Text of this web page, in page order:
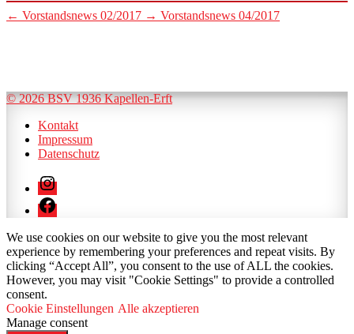
← Vorstandsnews 02/2017 → Vorstandsnews 04/2017
© 2026 BSV 1936 Kapellen-Erft
Kontakt
Impressum
Datenschutz
Instagram
Facebook
We use cookies on our website to give you the most relevant
experience by remembering your preferences and repeat visits. By
clicking “Accept All”, you consent to the use of ALL the cookies.
However, you may visit "Cookie Settings" to provide a controlled
consent.
Cookie Einstellungen Alle akzeptieren
Manage consent